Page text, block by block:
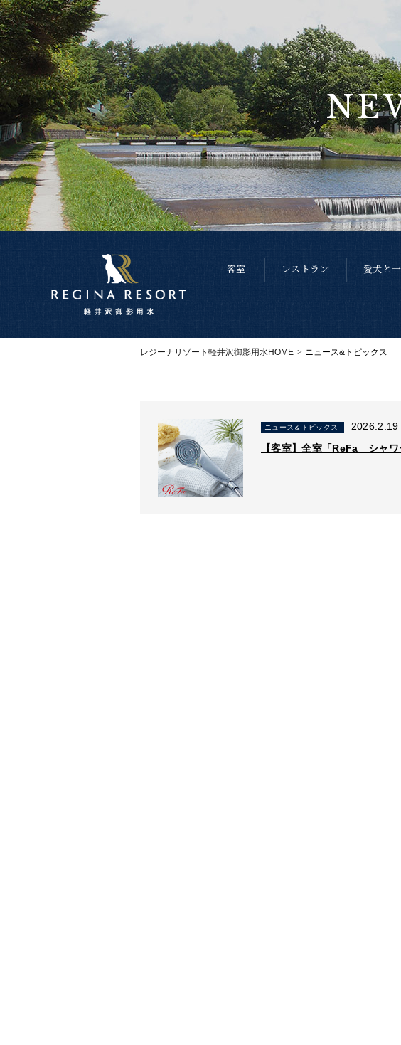
客室 レストラン 愛犬と
レジーナリゾート軽井沢御影用水HOME ニュース&トピックス
ニュース＆トピックス
2026.2.19
【客室】全室「ReFa シャワ